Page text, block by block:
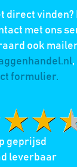
direct
met ons
ook
formulier.
geprijsd
leverbaar